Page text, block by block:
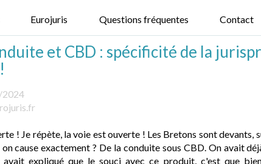
Eurojuris Questions fréquentes Contact
et CBD : spécificité de la
! Je répète, la voie est ouverte ! Les Bretons sont devants,
on cause exactement ? De la conduite sous CBD. On avait
avait expliqué que le souci avec ce produit, c'est que